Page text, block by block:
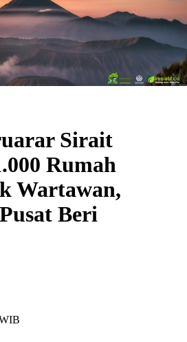
Sirait
Rumah
Wartawan,
Beri